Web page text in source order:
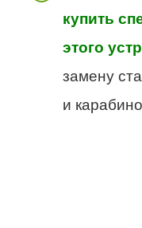
купить
этого
замену
и